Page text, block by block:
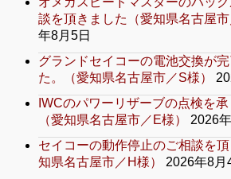
談を頂きました（愛知県名古屋市
年8月5日
グランドセイコーの電池交換が
た。（愛知県名古屋市／S様）
IWCのパワーリザーブの点検を承
（愛知県名古屋市／E様）
2026
セイコーの動作停止のご相談を
知県名古屋市／H様）
2026年8月